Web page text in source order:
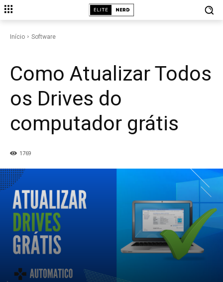
Início Software
Como Atualizar Todos
os Drives do
computador grátis
1769